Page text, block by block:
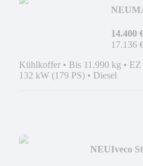
NEU
14.400
17.136
Kühlkoffer • Bis 11.990 kg • EZ
132 kW (179 PS) • Diesel
NEUIveco